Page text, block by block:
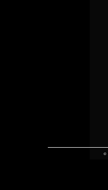
©